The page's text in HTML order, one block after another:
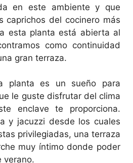
en este ambiente y que
caprichos del cocinero más
esta planta está abierta al
como continuidad
gran terraza.
planta es un sueño para
le guste disfrutar del clima
enclave te proporciona.
y jacuzzi desde los cuales
privilegiadas, una terraza
muy íntimo donde poder
verano.